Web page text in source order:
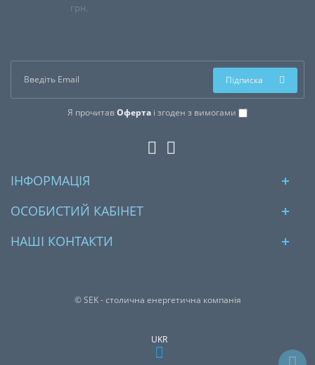
грн.
Я прочитавОферта і згоден з вимогами
Підписка
ІНФОРМАЦІЯ
ОСОБИСТИЙ КАБІНЕТ
НАШІ КОНТАКТИ
© SEK - столична енергетична компанія
UKR